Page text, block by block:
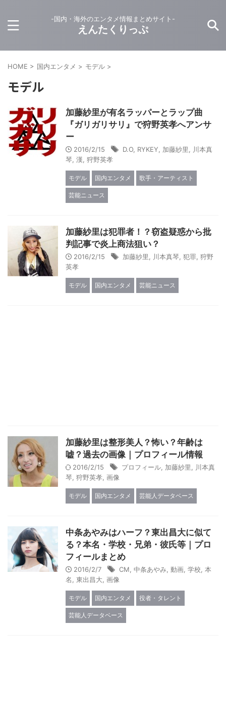
-国内・海外のエンタメ情報まとめサイト-
えんたくりっぷ
HOME > 国内エンタメ > モデル >
モデル
加藤紗里が有名ラッパーとラップ曲
『ガリガリサリ』で狩野英孝へアンサ
ー
2016/2/15 D.O RYKEY 加藤紗里
川本真
琴 漢 狩野英孝
モデル 国内エンタメ 歌手・アーティスト
芸能ニュース
加藤紗里は犯罪者！？窃盗疑惑から批
判記事で炎上商法狙い？
2016/2/15 加藤紗里 川本真琴 犯罪 狩野
英孝
モデル 国内エンタメ 芸能ニュース
加藤紗里は整形美人？怖い？年齢は
嘘？過去の画像｜プロフィール情報
2016/2/15 プロフィール 加藤紗里
川本真
琴 狩野英孝 画像
モデル 国内エンタメ 芸能人データベース
中条あやみはハーフ？東出昌大に似て
る？本名・学校・兄弟・彼氏等｜プロ
フィールまとめ
2016/2/7 CM 中条あやみ 動画 学校 本
名
東出昌大 画像
モデル 国内エンタメ 役者・タレント
芸能人データベース